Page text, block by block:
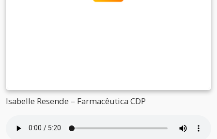
Isabelle Resende – Farmacêutica CDP